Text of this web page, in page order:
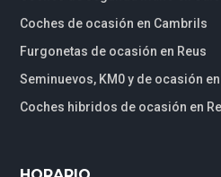
Coches de ocasión en Cambrils
Furgonetas de ocasión en Reus
Seminuevos, KM0 y de ocasión
Coches hibridos de ocasión en